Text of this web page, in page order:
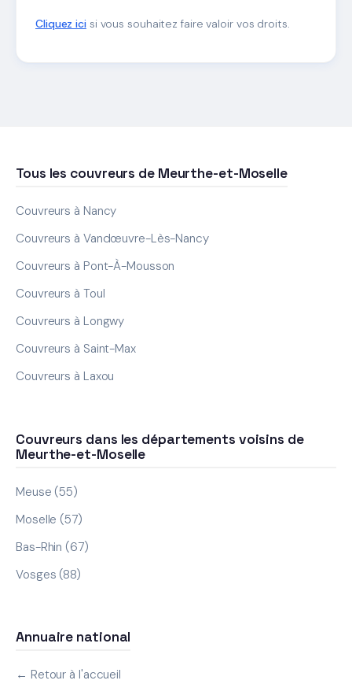
Cliquez icisi vous souhaitez faire valoir vos droits.
Tous les couvreurs de Meurthe-et-Moselle
Couvreurs à Nancy
Couvreurs à Vandœuvre-Lès-Nancy
Couvreurs à Pont-À-Mousson
Couvreurs à Toul
Couvreurs à Longwy
Couvreurs à Saint-Max
Couvreurs à Laxou
Couvreurs dans les départements voisins de
Meurthe-et-Moselle
Meuse (55)
Moselle (57)
Bas-Rhin (67)
Vosges (88)
Annuaire national
← Retour à l'accueil